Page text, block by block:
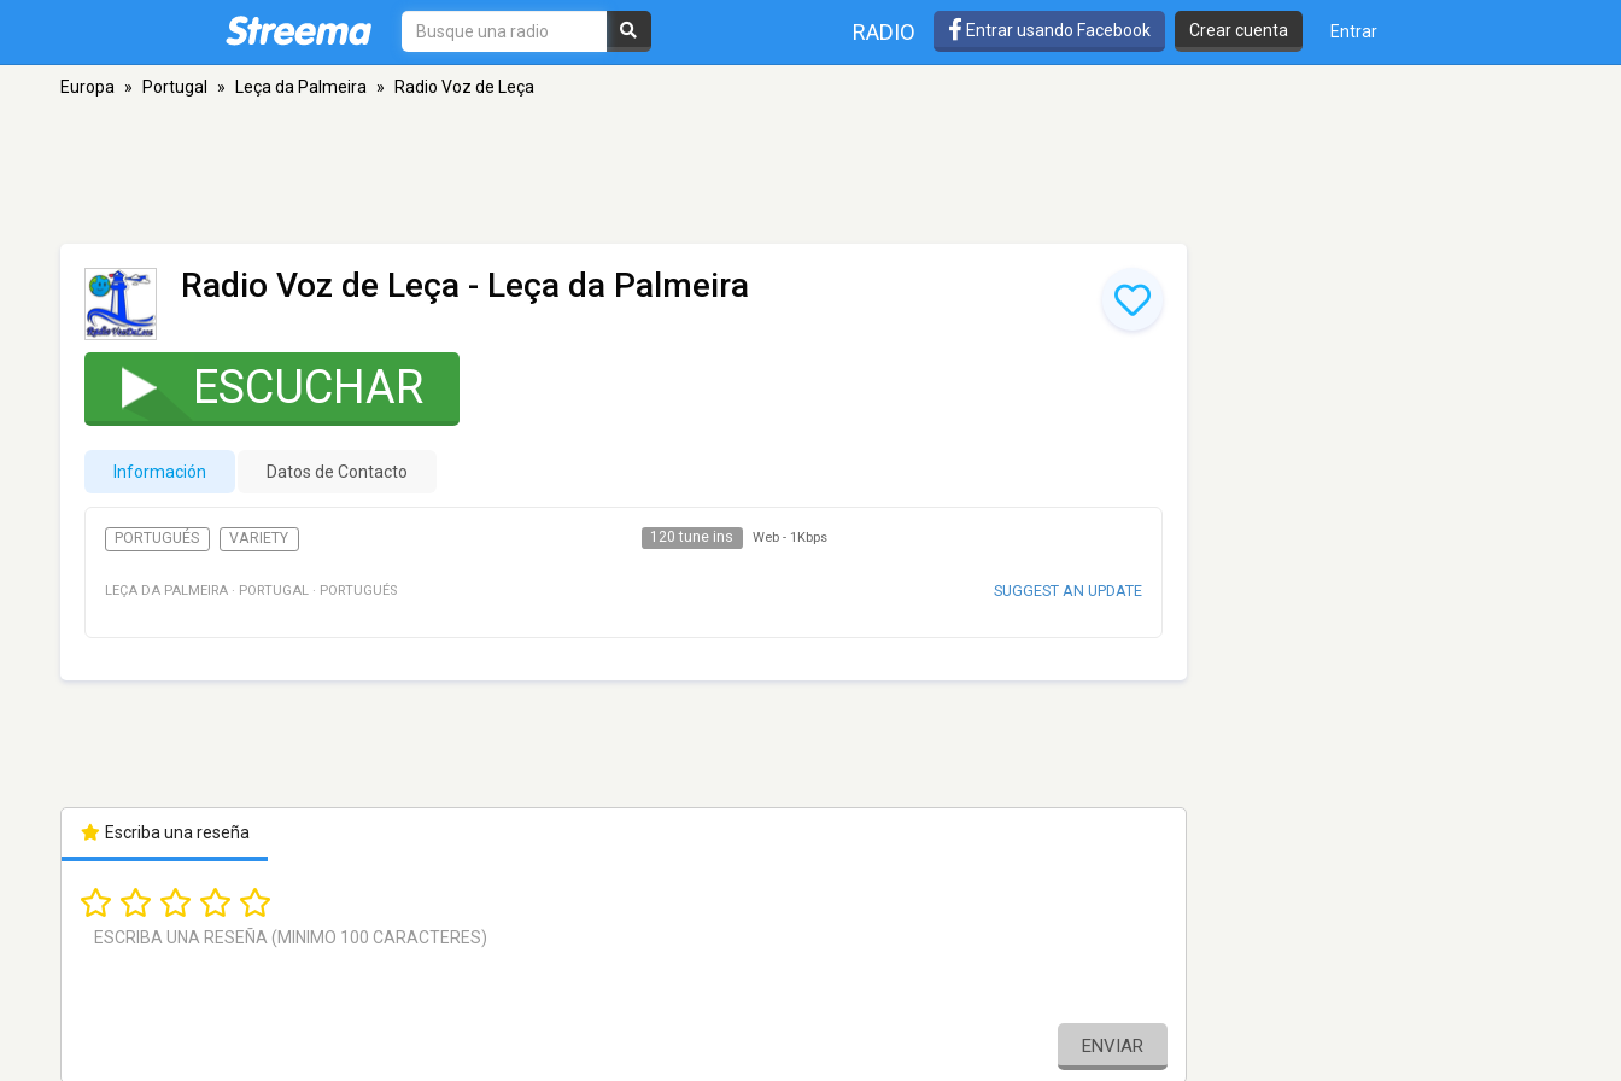
RADIO Entrar usando Facebook Crear cuenta Entrar
Europa » Portugal » Leça da Palmeira » Radio Voz de Leça
Radio Voz de Leça - Leça da Palmeira
ESCUCHAR
Información Datos de Contacto
PORTUGUÉS VARIETY 120 tune ins Web - 1Kbps
LEÇA DA PALMEIRA · PORTUGAL · PORTUGUÉS SUGGEST AN UPDATE
Escriba una reseña
ENVIAR